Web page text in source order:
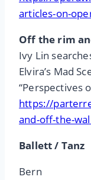
articles-on-
Off the rim
Ivy Lin
Elvira’s Mad
“Perspectives
https://
and-off-the-
Ballett / Tanz
Bern